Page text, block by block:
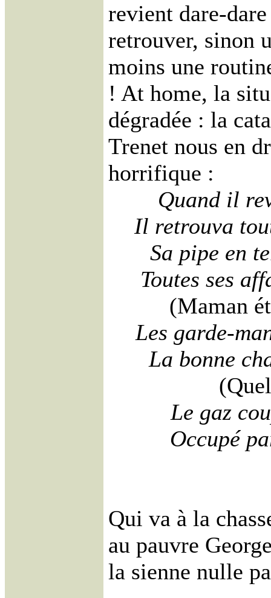
revient dare-
retrouver, sinon
moins une
! At home, la
dégradée : la
Trenet nous en
horrifique :
Quand il
Il retrouva
Sa pipe en
Toutes ses
(Maman
Les garde-
La bonne
Le gaz
Occupé
Qui va à la
au pauvre
la sienne nulle